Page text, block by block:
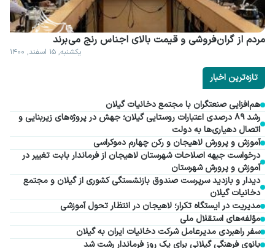
مردم از گران فروشی و قیمت بالای اجناس رنج می برند
یکشنبه, ۱۵ اسفند, ۱۴۰۰
تازه‌ترین اخبار
هم‌افزایی صنعتگران با مجتمع دخانیات گیلان
رشد ۸۹ درصدی اعتبارات روستایی گیلان؛ جهش در پروژه‌های زیربنایی و
اتصال دهیاری‌ها به دولت
آموزش و پرورش لاهیجان و رکن چهارم دموکراسی
درخواست جبهه اصلاحات شهرستان لاهیجان از فرماندار بابت تغییر در
آموزش و پرورش شهرستان
دیدار و بازدید سرپرست صندوق بازنشستگی کشوری از گیلان و مجتمع
دخانیات گیلان
مدیریت در ایستگاه تکرار؛ لاهیجان در انتظار تحول آموزشی
مؤلفه‌های استقلال ملی
سفر راهبردی مدیرعامل شرکت دخانیات ایران به گیلان
بانوی فرهنگی گیلانی برای یک روز فرماندار رشت شد